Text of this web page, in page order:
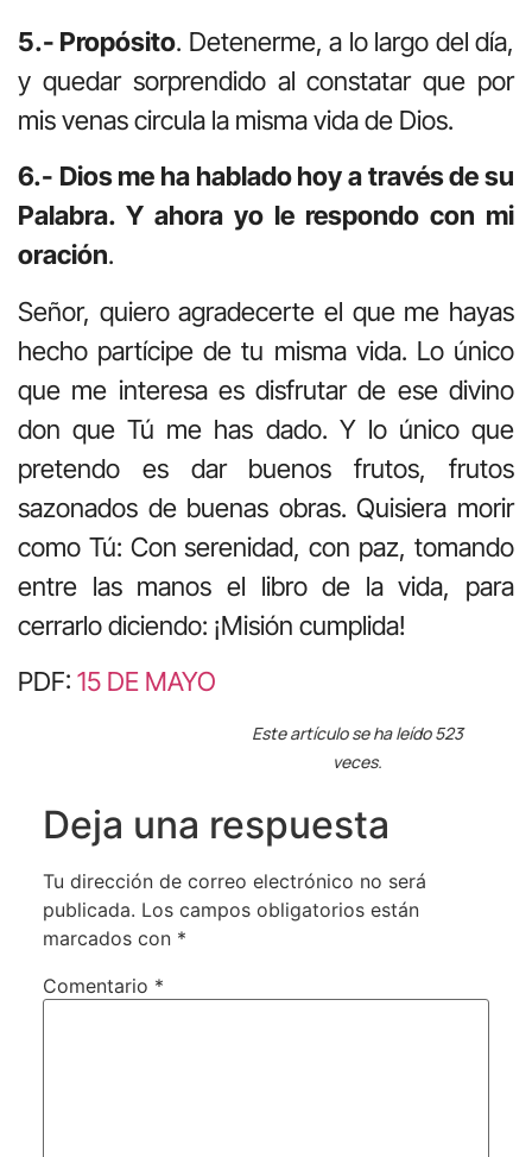
5.- Propósito. Detenerme, a lo largo del día,
y quedar sorprendido al constatar que por
mis venas circula la misma vida de Dios.
6.- Dios me ha hablado hoy a través de su
Palabra. Y ahora yo le respondo con mi
oración.
Señor, quiero agradecerte el que me hayas
hecho partícipe de tu misma vida. Lo único
que me interesa es disfrutar de ese divino
don que Tú me has dado. Y lo único que
pretendo es dar buenos frutos, frutos
sazonados de buenas obras. Quisiera morir
como Tú: Con serenidad, con paz, tomando
entre las manos el libro de la vida, para
cerrarlo diciendo: ¡Misión cumplida!
PDF: 15 DE MAYO
Este artículo se ha leído 523
veces.
Deja una respuesta
Tu dirección de correo electrónico no será
publicada. Los campos obligatorios están
marcados con *
Comentario *